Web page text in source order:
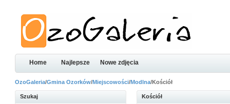
Home Najlepsze Nowe zdjęcia
OzoGaleria/Gmina Ozorków/Miejscowości/Modlna/Kościół
Szukaj Kościół